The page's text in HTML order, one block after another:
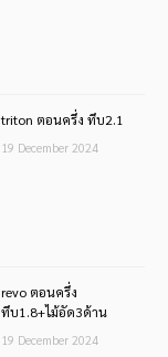
triton ตอนครึ่ง ทึบ2.1
19 December 2024
revo ตอนครึ่ง
ทึบ1.8+ไม้อัด3ด้าน
19 December 2024